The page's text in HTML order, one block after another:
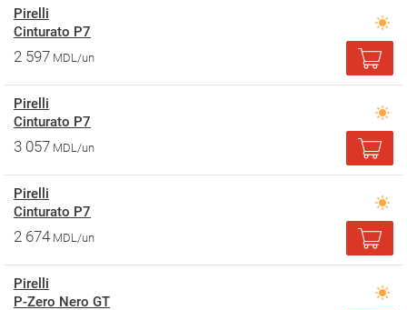
Pirelli
Cinturato P7
2 597 MDL/un
Pirelli
Cinturato P7
3 057 MDL/un
Pirelli
Cinturato P7
2 674 MDL/un
Pirelli
P-Zero Nero GT